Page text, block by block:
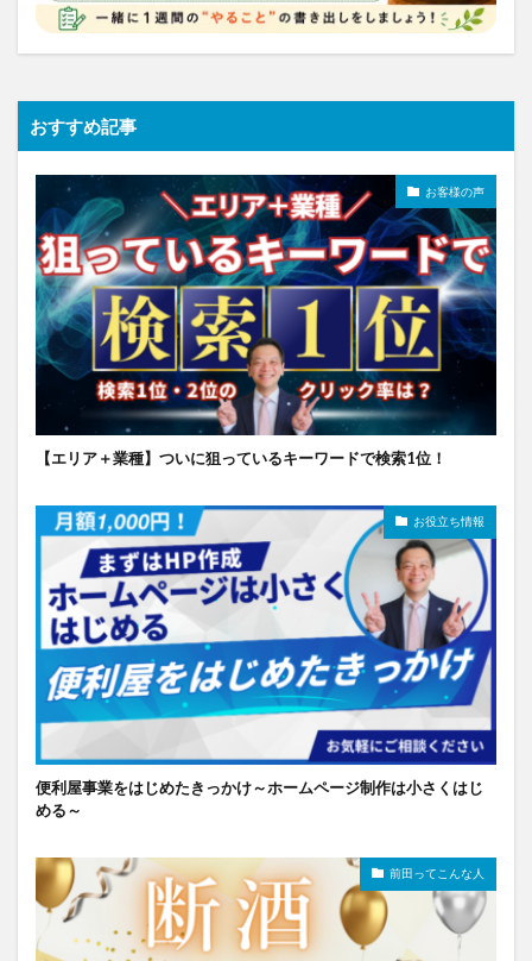
おすすめ記事
お客様の声
【エリア＋業種】ついに狙っているキーワードで検索1位！
お役立ち情報
便利屋事業をはじめたきっかけ～ホームページ制作は小さくはじ
める～
前田ってこんな人